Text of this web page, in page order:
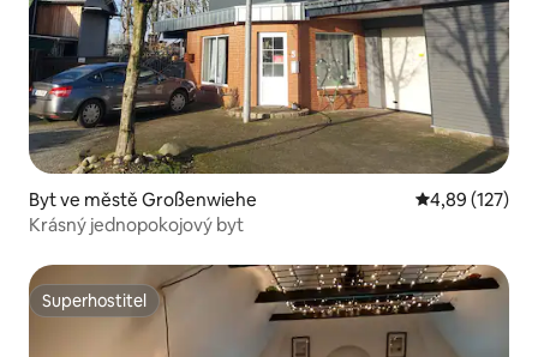
Byt ve městě Großenwiehe Průměrné
4,89 (127)
Krásný jednopokojový byt
Superhostitel
Superhostitel